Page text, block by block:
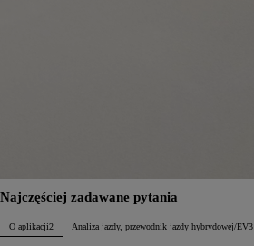
Najczęściej zadawane pytania
O aplikacji2 Analiza jazdy, przewodnik jazdy hybrydowej/EV3